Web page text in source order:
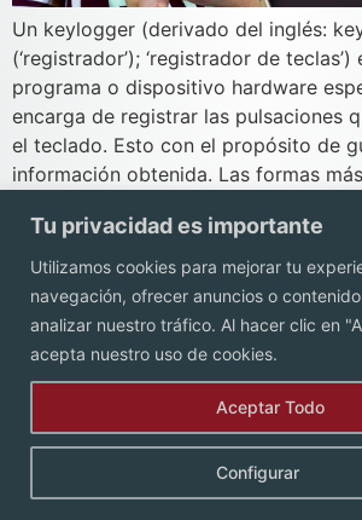
Tu privacidad es importante
Utilizamos cookies para mejorar tu
navegación, ofrecer anuncios o
analizar nuestro tráfico. Al hacer clic en
acepta nuestro uso de cookies.
Configurar
Aceptar Todo
Un keylogger (derivado del inglés:
(‘registrador’); ‘registrador de
programa o dispositivo hardware
encarga de registrar las pulsaciones
el teclado. Esto con el propósito de
información obtenida. Las formas
Contacto
Aviso de Privacidad.